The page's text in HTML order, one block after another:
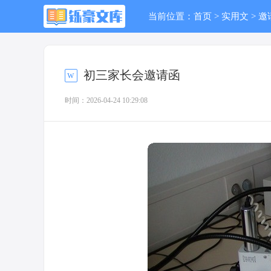
当前位置： 首页 > 实用文 > 邀
初三家长会邀请函
时间：2026-04-24 10:29:08